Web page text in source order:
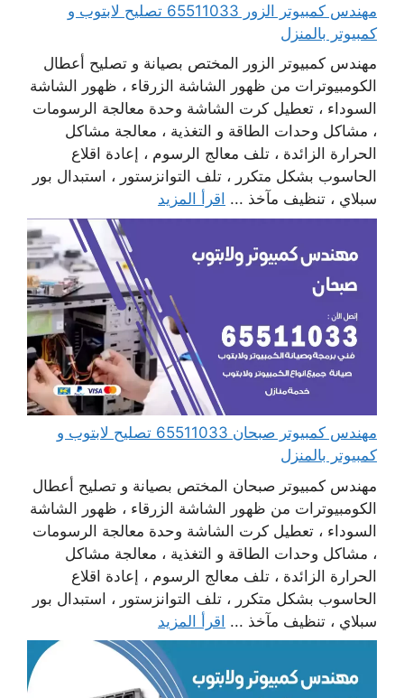
مهندس كمبيوتر الزور 65511033 تصليح لابتوب و
كمبيوتر بالمنزل
مهندس كمبيوتر الزور المختص بصيانة و تصليح أعطال
الكومبيوترات من ظهور الشاشة الزرقاء ، ظهور الشاشة
السوداء ، تعطيل كرت الشاشة وحدة معالجة الرسومات
، مشاكل وحدات الطاقة و التغذية ، معالجة مشاكل
الحرارة الزائدة ، تلف معالج الرسوم ، إعادة اقلاع
الحاسوب بشكل متكرر ، تلف التوانزستور ، استبدال بور
سبلاي ، تنظيف مآخذ ... اقرأ المزيد
مهندس كمبيوتر صبحان 65511033 تصليح لابتوب و
كمبيوتر بالمنزل
مهندس كمبيوتر صبحان المختص بصيانة و تصليح أعطال
الكومبيوترات من ظهور الشاشة الزرقاء ، ظهور الشاشة
السوداء ، تعطيل كرت الشاشة وحدة معالجة الرسومات
، مشاكل وحدات الطاقة و التغذية ، معالجة مشاكل
الحرارة الزائدة ، تلف معالج الرسوم ، إعادة اقلاع
الحاسوب بشكل متكرر ، تلف التوانزستور ، استبدال بور
سبلاي ، تنظيف مآخذ ... اقرأ المزيد